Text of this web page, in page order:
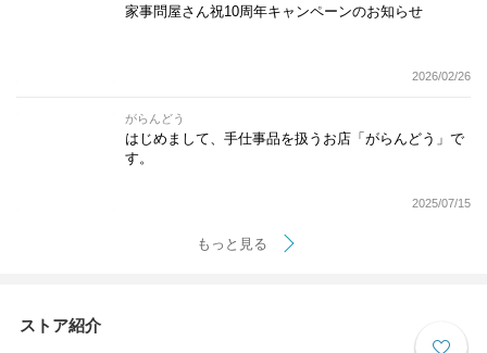
家事問屋さん祝10周年キャンペーンのお知らせ
2026/02/26
がらんどう
はじめまして、手仕事品を扱うお店「がらんどう」で
す。
2025/07/15
もっと見る
ストア紹介